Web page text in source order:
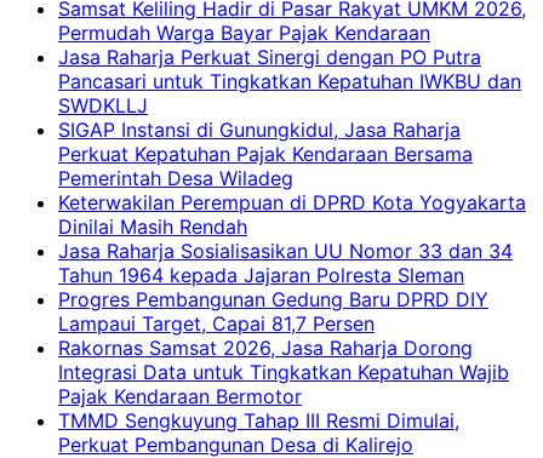
Samsat Keliling Hadir di Pasar Rakyat UMKM 2026,
Permudah Warga Bayar Pajak Kendaraan
Jasa Raharja Perkuat Sinergi dengan PO Putra
Pancasari untuk Tingkatkan Kepatuhan IWKBU dan
SWDKLLJ
SIGAP Instansi di Gunungkidul, Jasa Raharja
Perkuat Kepatuhan Pajak Kendaraan Bersama
Pemerintah Desa Wiladeg
Keterwakilan Perempuan di DPRD Kota Yogyakarta
Dinilai Masih Rendah
Jasa Raharja Sosialisasikan UU Nomor 33 dan 34
Tahun 1964 kepada Jajaran Polresta Sleman
Progres Pembangunan Gedung Baru DPRD DIY
Lampaui Target, Capai 81,7 Persen
Rakornas Samsat 2026, Jasa Raharja Dorong
Integrasi Data untuk Tingkatkan Kepatuhan Wajib
Pajak Kendaraan Bermotor
TMMD Sengkuyung Tahap III Resmi Dimulai,
Perkuat Pembangunan Desa di Kalirejo